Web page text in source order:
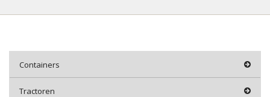
Containers
Tractoren